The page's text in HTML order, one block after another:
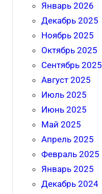
Январь 2026
Декабрь 2025
Ноябрь 2025
Октябрь 2025
Сентябрь 2025
Август 2025
Июль 2025
Июнь 2025
Май 2025
Апрель 2025
Февраль 2025
Январь 2025
Декабрь 2024